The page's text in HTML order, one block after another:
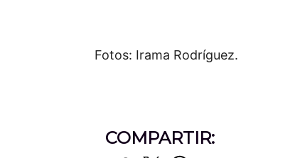
Fotos: Irama Rodríguez.
COMPARTIR: